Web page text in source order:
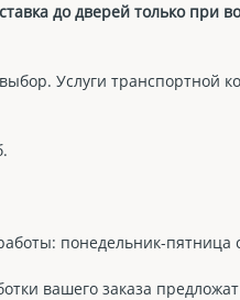
до дверей только при
Услуги транспортной
понедельник-пятница
вашего заказа